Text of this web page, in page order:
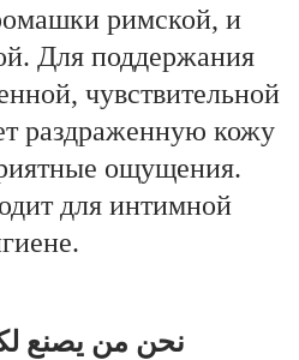
римской, и
Для поддержания
чувствительной
раздраженную кожу
ощущения.
для интимной
نحن من يصنع